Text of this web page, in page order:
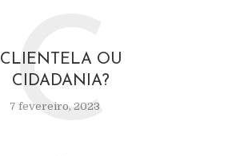
CLIENTELA OU
CIDADANIA?
7 fevereiro, 2023
C